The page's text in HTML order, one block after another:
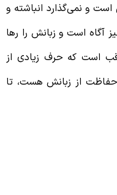
و نمی‌گذارد انباشته و
است و زبانش را رها
است که حرف زیادی از
از زبانش هست، تا